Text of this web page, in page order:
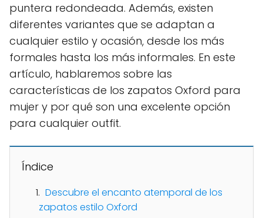
puntera redondeada. Además, existen
diferentes variantes que se adaptan a
cualquier estilo y ocasión, desde los más
formales hasta los más informales. En este
artículo, hablaremos sobre las
características de los zapatos Oxford para
mujer y por qué son una excelente opción
para cualquier outfit.
Índice
Descubre el encanto atemporal de los
zapatos estilo Oxford